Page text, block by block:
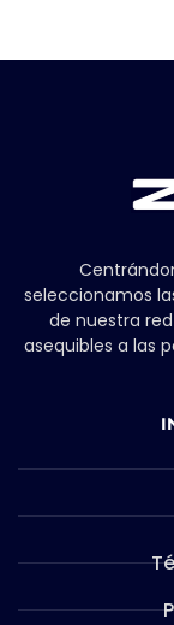
seleccionamos
de nuestra
asequibles a las